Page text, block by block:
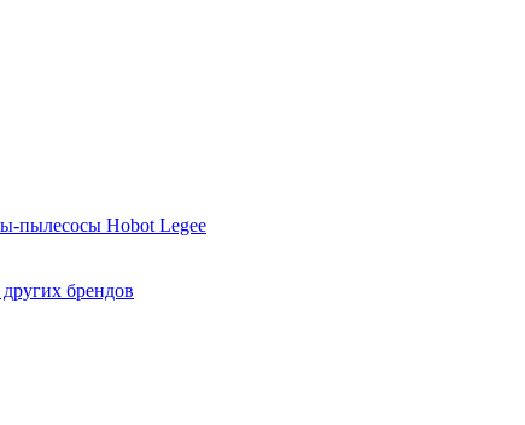
пылесосы Hobot Legee
брендов